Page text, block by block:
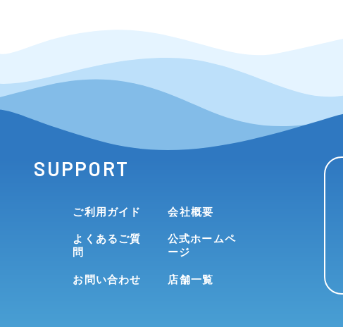
SUPPORT
ご利用ガイド
よくあるご質
問
お問い合わせ
会社概要
公式ホームペ
ージ
店舗一覧